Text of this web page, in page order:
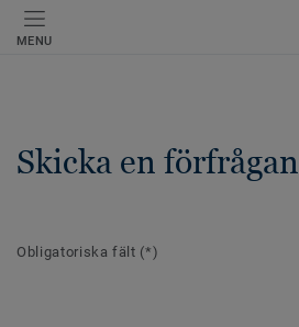
MENU
Skicka en förfrågan
Obligatoriska fält (*)